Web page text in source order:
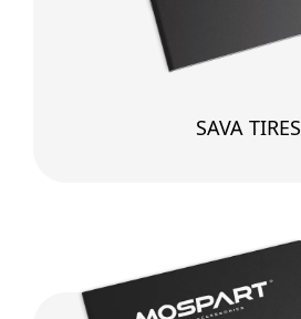
SAVA TIRES